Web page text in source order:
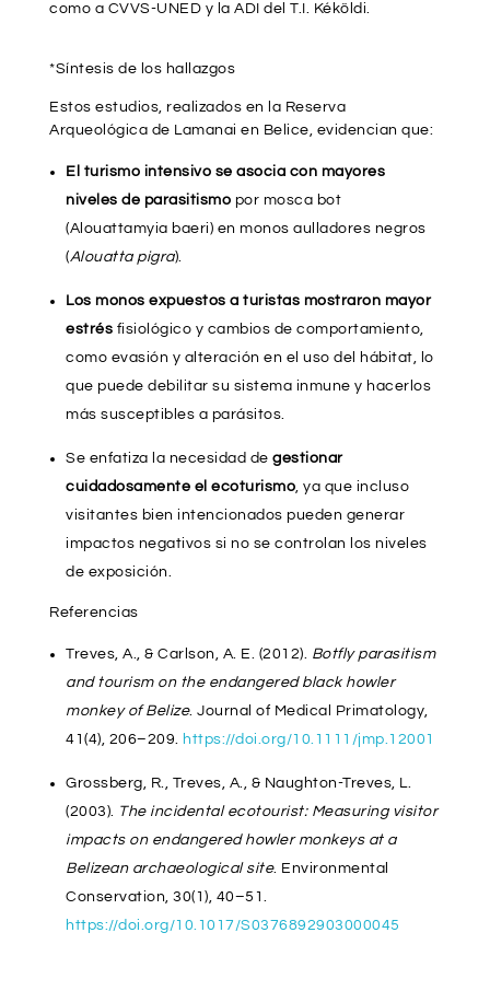
como a CVVS-UNED y la ADI del T.I. Kéköldi.
*Síntesis de los hallazgos
Estos estudios, realizados en la Reserva
Arqueológica de Lamanai en Belice, evidencian que:
El turismo intensivo se asocia con mayores
niveles de parasitismo por mosca bot
(Alouattamyia baeri) en monos aulladores negros
(Alouatta pigra).
Los monos expuestos a turistas mostraron mayor
estrés fisiológico y cambios de comportamiento,
como evasión y alteración en el uso del hábitat, lo
que puede debilitar su sistema inmune y hacerlos
más susceptibles a parásitos.
Se enfatiza la necesidad degestionar
cuidadosamente el ecoturismo, ya que incluso
visitantes bien intencionados pueden generar
impactos negativos si no se controlan los niveles
de exposición.
Referencias
Treves, A., & Carlson, A. E. (2012). Botfly parasitism
and tourism on the endangered black howler
monkey of Belize. Journal of Medical Primatology,
41(4), 206–209. https://doi.org/10.1111/jmp.12001
Grossberg, R., Treves, A., & Naughton-Treves, L.
(2003). The incidental ecotourist: Measuring visitor
impacts on endangered howler monkeys at a
Belizean archaeological site. Environmental
Conservation, 30(1), 40–51.
https://doi.org/10.1017/S0376892903000045